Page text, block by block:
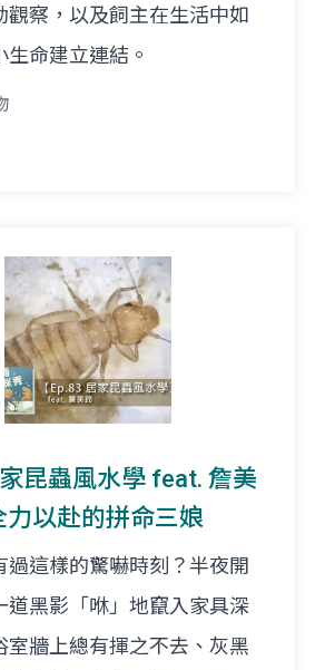
觀察，以及飼主在生活中如
生命建立連結。
昆蟲風水學 feat. 詹美
力以赴的拼命三娘
過這樣的驚嚇時刻？半夜開
道黑影「咻」地竄入家具深
室牆上總有揮之不去、灰黑